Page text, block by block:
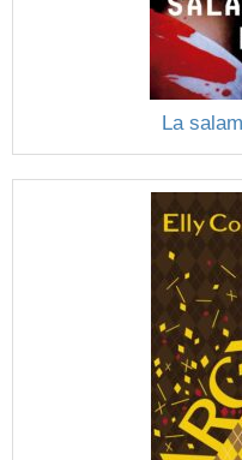
La